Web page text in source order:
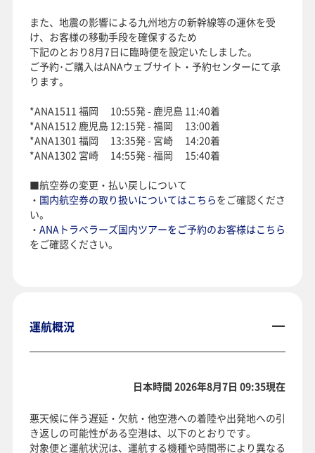
また、地震の影響による九州地方の新幹線等の運休を受
け、お客様の移動手段を確保するため
下記のとおり8月7日に臨時便を設定いたしました。
ご予約･ご購入はANAウェブサイト・予約センターにて承
ります。
*ANA1511 福岡 10:55発 - 鹿児島 11:40着
*ANA1512 鹿児島 12:15発 - 福岡 13:00着
*ANA1301 福岡 13:35発 - 宮崎 14:20着
*ANA1302 宮崎 14:55発 - 福岡 15:40着
■航空券の変更・払い戻しについて
・ 国内航空券の取り扱いについてはこちらをご確認くださ
い。
・ ANAトラベラーズ国内ツアーをご予約のお客様はこちら
をご確認ください。
運航概況
日本時間 2026年8月7日 09:35現在
悪天候に伴う遅延・欠航・他空港への着陸や出発地への引
き返しの可能性がある空港は、以下のとおりです。
対象便と運航状況は、運航する機種や時間帯により異なる